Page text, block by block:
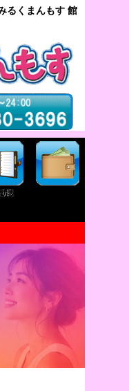
るくまんもす 館